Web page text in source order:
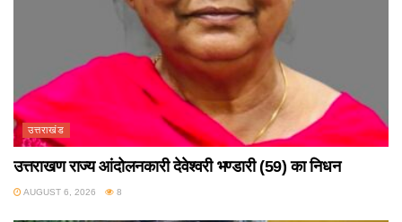
उत्तराखंड
उत्तराखण राज्य आंदोलनकारी देवेश्वरी भण्डारी (59) का निधन
AUGUST 6, 2026 8